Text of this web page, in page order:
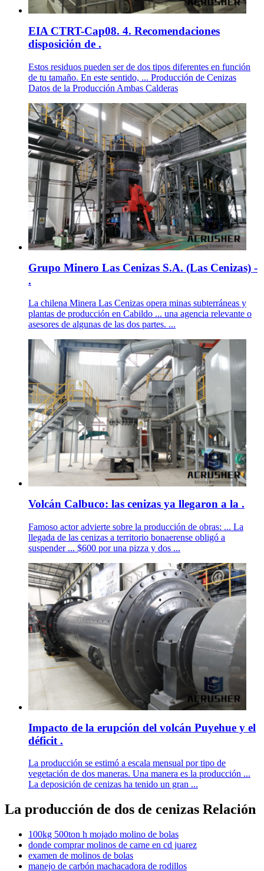
EIA CTRT-Cap08. 4. Recomendaciones
disposición de .
Estos residuos pueden ser de dos tipos diferentes en función
de tu tamaño. En este sentido, ... Producción de Cenizas
Datos de la Producción Ambas Calderas
Grupo Minero Las Cenizas S.A. (Las Cenizas) -
.
La chilena Minera Las Cenizas opera minas subterráneas y
plantas de producción en Cabildo ... una agencia relevante o
asesores de algunas de las dos partes. ...
Volcán Calbuco: las cenizas ya llegaron a la .
Famoso actor advierte sobre la producción de obras: ... La
llegada de las cenizas a territorio bonaerense obligó a
suspender ... $600 por una pizza y dos ...
Impacto de la erupción del volcán Puyehue y el
déficit .
La producción se estimó a escala mensual por tipo de
vegetación de dos maneras. Una manera es la producción ...
La deposición de cenizas ha tenido un gran ...
La producción de dos de cenizas Relación
100kg 500ton h mojado molino de bolas
donde comprar molinos de carne en cd juarez
examen de molinos de bolas
manejo de carbón machacadora de rodillos